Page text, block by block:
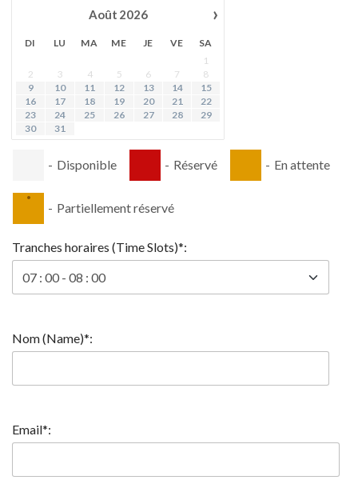
›
Août 2026
DI LU MA ME JE VE
SA
1
2
3 4 5 6 7
8
9
10 11 12 13 14
15
16
17 18 19 20 21
22
23
24 25 26 27 28
29
30
31
- Disponible - Réservé - En attente
·
- Partiellement réservé
Tranches horaires (Time Slots)*:
Nom (Name)*:
Email*: